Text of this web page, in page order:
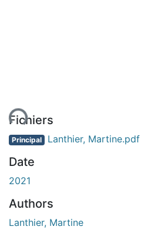
Fichiers
Principal Lanthier, Martine.pdf
Date
2021
Authors
Lanthier, Martine